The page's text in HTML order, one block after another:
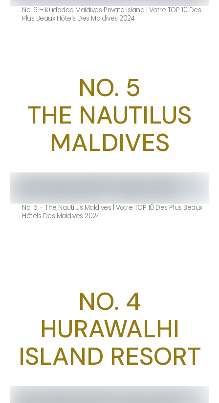
No. 6 – Kudadoo Maldives Private Island | Votre TOP 10 Des
Plus Beaux Hôtels Des Maldives 2024
NO. 5
THE NAUTILUS
MALDIVES
No. 5 – The Nautilus Maldives | Votre TOP 10 Des Plus Beaux
Hôtels Des Maldives 2024
NO. 4
HURAWALHI
ISLAND RESORT